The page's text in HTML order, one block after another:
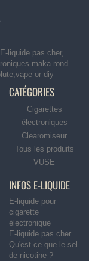
liquide pas cher,
rond
or diy
CATÉGORIES
Cigarettes
électroniques
Clearomiseur
Tous les produits
VUSE
INFOS E-LIQUIDE
E-liquide pour
cigarette
électronique
E-liquide pas cher
Qu'est ce que le sel
de nicotine ?